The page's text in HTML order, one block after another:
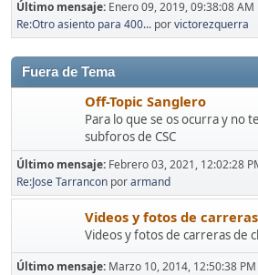
Último mensaje: Enero 09, 2019, 09:38:08 AM
Re:Otro asiento para 400... porvictorezquerra
Fuera de Tema
Off-Topic Sanglero
Para lo que se os ocurra y no
subforos de CSC
Último mensaje: Febrero 03, 2021, 12:02:28
Re:Jose Tarrancon porarmand
Videos y fotos de
Videos y fotos de carreras de
Último mensaje: Marzo 10, 2014, 12:50:38 PM